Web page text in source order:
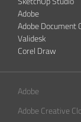
Adobe
Adobe Document
Validesk
Corel Draw
Adobe
Adobe Creative